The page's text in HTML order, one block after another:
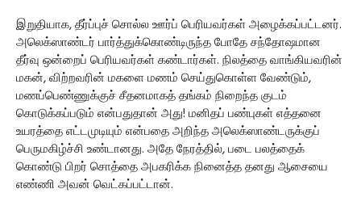
இறுதியாக, தீர்ப்புச் சொல்ல ஊர்ப் பெரியவர்கள் அழைக்கப்பட்டனர்.
அலெக்ஸாண்டர் பார்த்துக்கொண்டிருந்த போதே சந்தோஷமான
தீர்வு ஒன்றைப் பெரியவர்கள் கண்டார்கள். நிலத்தை வாங்கியவரின்
மகன், விற்றவரின் மகளை மணம் செய்துகொள்ள வேண்டும்,
மணப்பெண்ணுக்குச் சீதனமாகத் தங்கம் நிறைந்த குடம்
கொடுக்கப்படும் என்பதுதான் அது! மனிதப் பண்புகள் எத்தனை
உயரத்தை எட்டமுடியும் என்பதை அறிந்த அலெக்ஸாண்டருக்குப்
பெருமகிழ்ச்சி உண்டானது. அதே நேரத்தில், படை பலத்தைக்
கொண்டு பிறர் சொத்தை அபகரிக்க நினைத்த தனது ஆசையை
எண்ணி அவன் வெட்கப்பட்டான்.